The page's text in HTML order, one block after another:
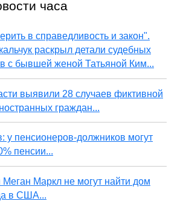
часа
в справедливость и закон".
раскрыл детали судебных
с бывшей женой Татьяной Ким...
выявили 28 случаев фиктивной
граждан...
у пенсионеров-должников могут
пенсии...
Маркл не могут найти дом
в США...